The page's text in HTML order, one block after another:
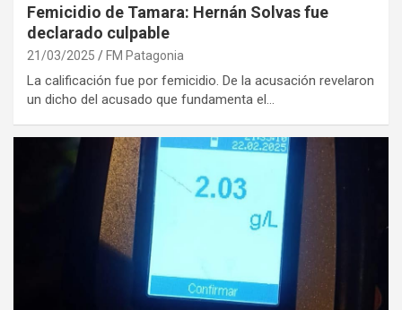
Femicidio de Tamara: Hernán Solvas fue
declarado culpable
21/03/2025 FM Patagonia
La calificación fue por femicidio. De la acusación revelaron
un dicho del acusado que fundamenta el…